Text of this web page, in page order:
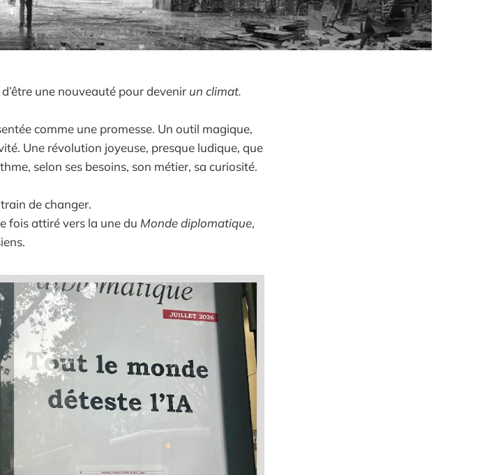
une nouveauté pour devenir un climat.
comme une promesse. Un outil magique,
Une révolution joyeuse, presque ludique, que
selon ses besoins, son métier, sa curiosité.
de changer.
fois attiré vers la une du Monde diplomatique,